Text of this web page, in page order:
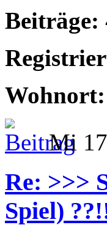
Beiträge:
Wohnort:
Mi
Re: >>>
Spiel)